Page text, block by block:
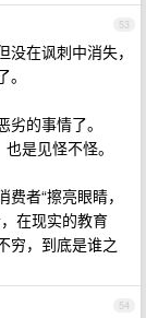
53
在讽刺中消失，
的事情了。
是见怪不怪。
者“擦亮眼睛，
在现实的教育
穷，到底是谁之
54